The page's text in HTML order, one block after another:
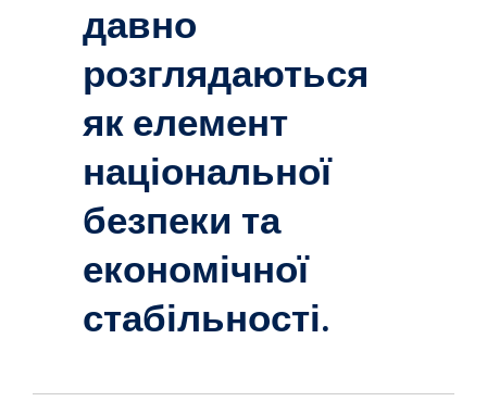
давно
розглядаються
як елемент
національної
безпеки та
економічної
стабільності.